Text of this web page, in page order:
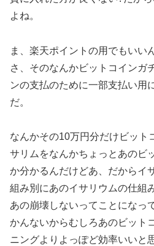
よね。
ま、楽天ポイントの用でもいい
さ、そのなんかビットコインガ
ンの支払のために一部支払い用
だ。
なんかその10万円分だけビット
サリムをなんかちょっとあのビ
か分かるんだけどあ、だからイ
組み別にあのイサリウムの仕組
あの崩壊しないってことになっ
かんないからむしろあのビット
ニングよりよっぽど効率いいと